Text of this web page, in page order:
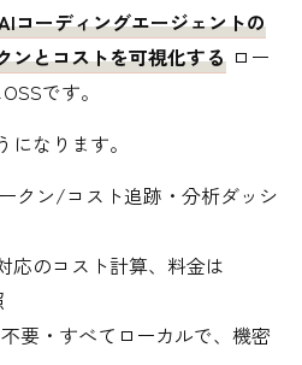
コーディングエージェントの
ンとコストを可視化する ロー
です。
なります。
クン/コスト追跡・分析ダッシ
応のコスト計算、料金は
要・すべてローカルで、機密